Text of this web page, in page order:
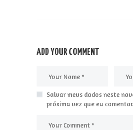
ADD YOUR COMMENT
Salvar meus dados neste
próxima vez que eu comentar.